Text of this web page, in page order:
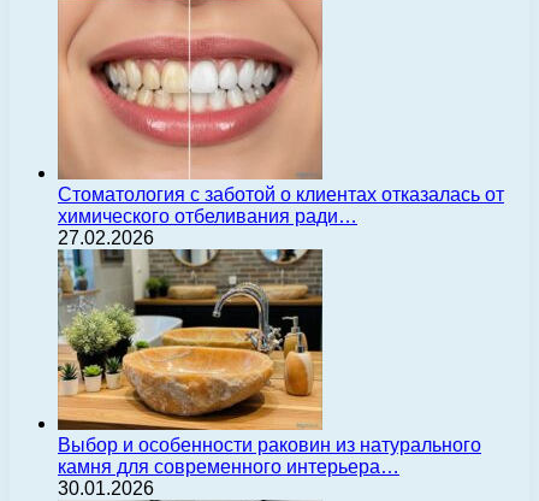
Стоматология с заботой о клиентах отказалась от
химического отбеливания ради…
27.02.2026
Выбор и особенности раковин из натурального
камня для современного интерьера…
30.01.2026